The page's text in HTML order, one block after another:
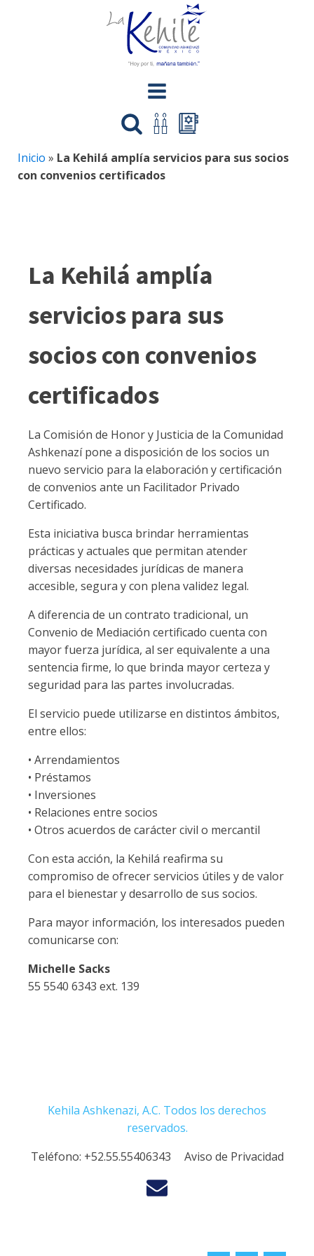
Inicio » La Kehilá amplía servicios para sus socios
con convenios certificados
La Kehilá amplía
servicios para sus
socios con convenios
certificados
La Comisión de Honor y Justicia de la Comunidad
Ashkenazí pone a disposición de los socios un
nuevo servicio para la elaboración y certificación
de convenios ante un Facilitador Privado
Certificado.
Esta iniciativa busca brindar herramientas
prácticas y actuales que permitan atender
diversas necesidades jurídicas de manera
accesible, segura y con plena validez legal.
A diferencia de un contrato tradicional, un
Convenio de Mediación certificado cuenta con
mayor fuerza jurídica, al ser equivalente a una
sentencia firme, lo que brinda mayor certeza y
seguridad para las partes involucradas.
El servicio puede utilizarse en distintos ámbitos,
entre ellos:
• Arrendamientos
• Préstamos
• Inversiones
• Relaciones entre socios
• Otros acuerdos de carácter civil o mercantil
Con esta acción, la Kehilá reafirma su
compromiso de ofrecer servicios útiles y de valor
para el bienestar y desarrollo de sus socios.
Para mayor información, los interesados pueden
comunicarse con:
Michelle Sacks
55 5540 6343 ext. 139
Kehila Ashkenazi, A.C. Todos los derechos
reservados.
Teléfono: +52.55.55406343 Aviso de Privacidad